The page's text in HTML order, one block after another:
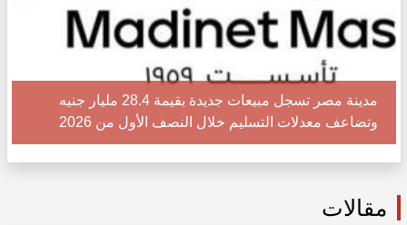
مدينة مصر تسجل مبيعات جديدة بقيمة 28.4 مليار جنيه
وتضاعف معدلات التسليم خلال النصف الأول من 2026
مقالات